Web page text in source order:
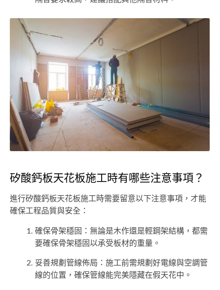
矽酸鈣板天花板施工時有哪些注意事項？
進行矽酸鈣板天花板施工時需要留意以下注意事項，才能
確保工程品質與安全：
確保骨架穩固：無論是木作還是輕鋼架結構，都需
要確保骨架穩固以承受板材的重量。
妥善規劃管線佈局：施工前需規劃好電線與空調管
線的位置，確保管線能完美隱藏在假天花中。